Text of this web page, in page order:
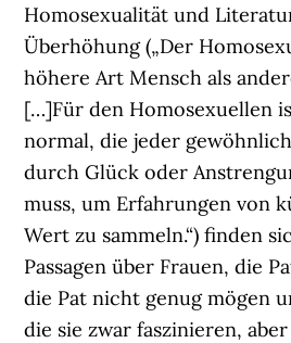
Homosexualität und
Überhöhung („Der
höhere Art Mensch als
[…]Für den Homosexuellen
normal, die jeder
durch Glück oder
muss, um Erfahrungen von
Wert zu sammeln.“) finden
Passagen über Frauen, die
die Pat nicht genug mögen
die sie zwar faszinieren,